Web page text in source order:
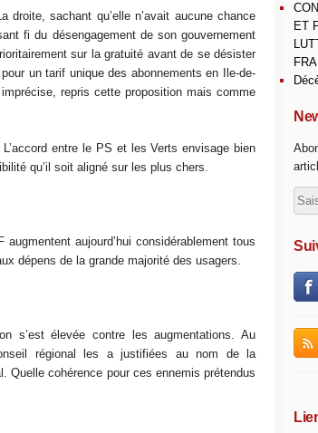
sachant qu’elle n’avait aucune chance
fi du désengagement de son gouvernement
sur la gratuité avant de se désister
un tarif unique des abonnements en Ile-de-
repris cette proposition mais comme
entre le PS et les Verts envisage bien
qu’il soit aligné sur les plus chers.
aujourd’hui considérablement tous
dépens de la grande majorité des usagers.
s’est élevée contre les augmentations. Au
régional les a justifiées au nom de la
Quelle cohérence pour ces ennemis prétendus
ET